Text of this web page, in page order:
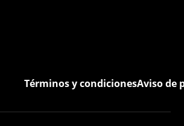
Términos y condicionesAviso de